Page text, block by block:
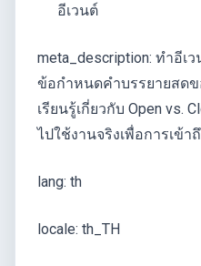
อีเวนต์
meta_description: ทำอี
ข้อกำหนดคำบรรยายสดข
เรียนรู้เกี่ยวกับ Open vs.
ไปใช้งานจริงเพื่อการเข้
lang: th
locale: th_TH